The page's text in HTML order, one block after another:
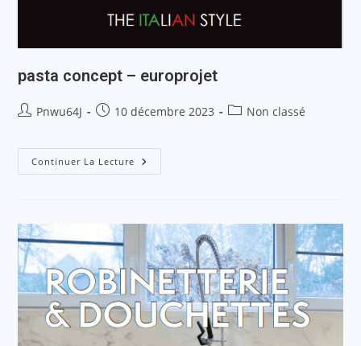
pasta concept – europrojet
Pnwu64J 10 décembre 2023 Non classé
Continuer La Lecture